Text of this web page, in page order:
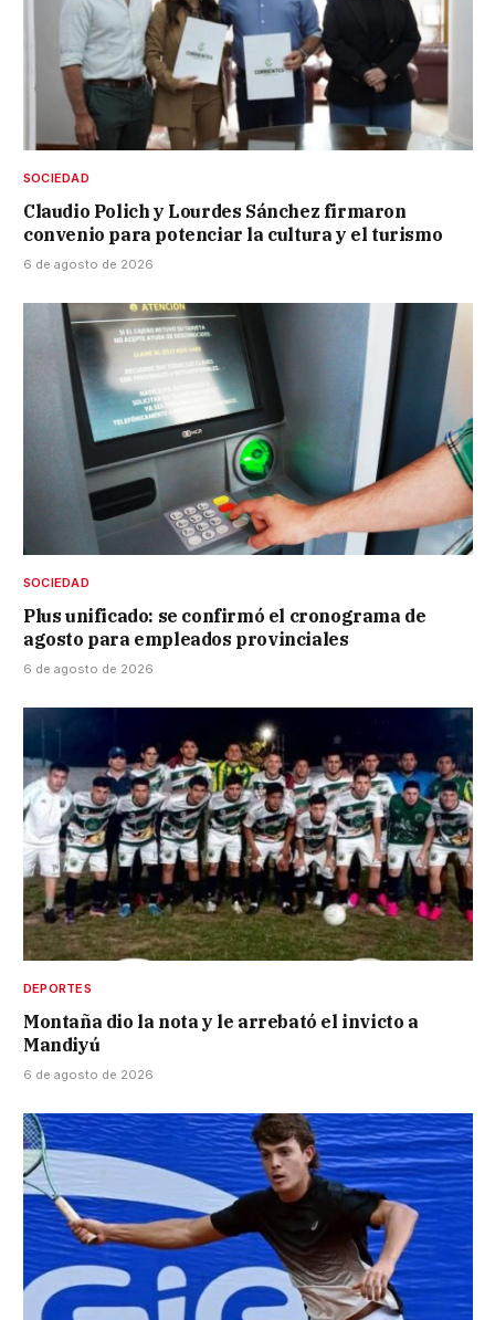
SOCIEDAD
Claudio Polich y Lourdes Sánchez firmaron
convenio para potenciar la cultura y el turismo
6 de agosto de 2026
SOCIEDAD
Plus unificado: se confirmó el cronograma de
agosto para empleados provinciales
6 de agosto de 2026
DEPORTES
Montaña dio la nota y le arrebató el invicto a
Mandiyú
6 de agosto de 2026